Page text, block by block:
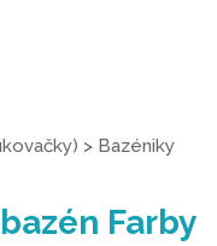
> Bazéniky
Farby